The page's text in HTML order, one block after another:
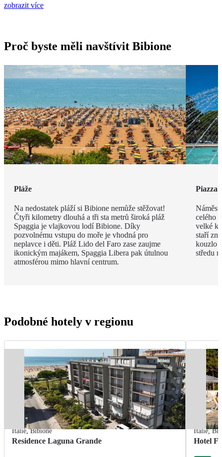
zobrazit více
Proč byste měli navštívit Bibione
Pláže
Na nedostatek pláží si Bibione nemůže stěžovat!
Čtyři kilometry dlouhá a tři sta metrů široká pláž
Spaggia je vlajkovou lodí Bibione. Díky
pozvolnému vstupu do moře je vhodná pro
neplavce i děti. Pláž Lido del Faro zase zaujme
ikonickým majákem, Spaggia Libera pak útulnou
atmosférou mimo hlavní centrum.
Piazza
celého
velké
staří
kouzlo
středu
Podobné hotely v regionu
Itálie,Bibione
Residence Laguna Grande
Itálie,
Hotel